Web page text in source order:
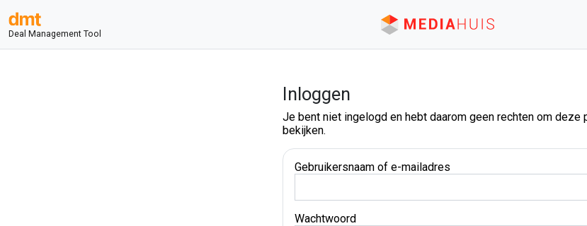
Deal Management Tool
Inloggen
Je bent niet ingelogd en hebt daarom geen rechten om deze
bekijken.
Gebruikersnaam of e-mailadres
Wachtwoord